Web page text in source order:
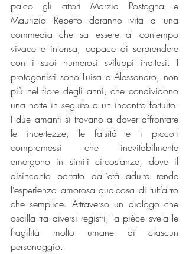
palco gli attori Marzia Postogna e
Maurizio Repetto daranno vita a una
commedia che sa essere al contempo
vivace e intensa, capace di sorprendere
con i suoi numerosi sviluppi inattesi. I
protagonisti sono Luisa e Alessandro, non
più nel fiore degli anni, che condividono
una notte in seguito a un incontro fortuito.
I due amanti si trovano a dover affrontare
le incertezze, le falsità e i piccoli
compromessi che inevitabilmente
emergono in simili circostanze, dove il
disincanto portato dall’età adulta rende
l’esperienza amorosa qualcosa di tutt’altro
che semplice. Attraverso un dialogo che
oscilla tra diversi registri, la pièce svela le
fragilità molto umane di ciascun
personaggio.